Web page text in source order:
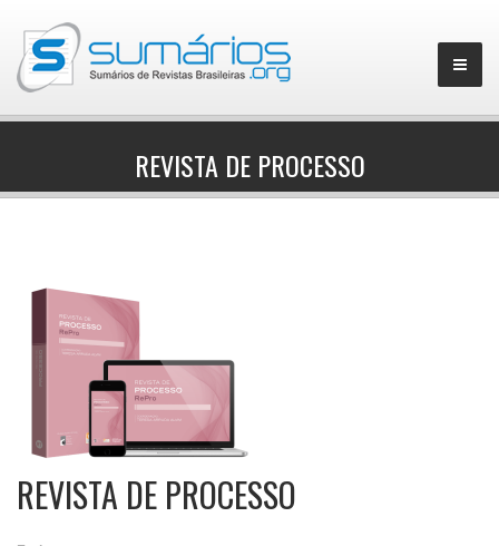
▼
REVISTA DE PROCESSO
REVISTA DE PROCESSO